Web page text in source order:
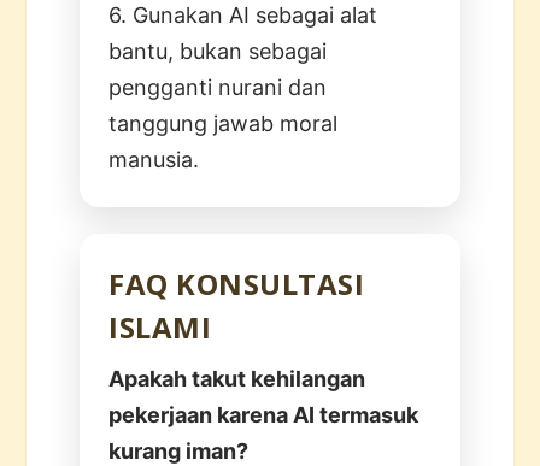
6. Gunakan AI sebagai alat
bantu, bukan sebagai
pengganti nurani dan
tanggung jawab moral
manusia.
FAQ KONSULTASI
ISLAMI
Apakah takut kehilangan
pekerjaan karena AI termasuk
kurang iman?